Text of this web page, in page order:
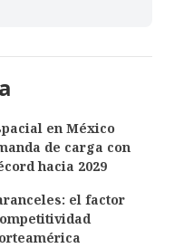
en México
de carga con
hacia 2029
el factor